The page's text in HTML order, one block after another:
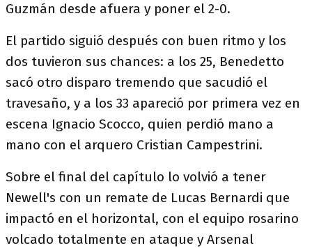
Guzmán desde afuera y poner el 2-0.
El partido siguió después con buen ritmo y los
dos tuvieron sus chances: a los 25, Benedetto
sacó otro disparo tremendo que sacudió el
travesaño, y a los 33 apareció por primera vez en
escena Ignacio Scocco, quien perdió mano a
mano con el arquero Cristian Campestrini.
Sobre el final del capítulo lo volvió a tener
Newell's con un remate de Lucas Bernardi que
impactó en el horizontal, con el equipo rosarino
volcado totalmente en ataque y Arsenal